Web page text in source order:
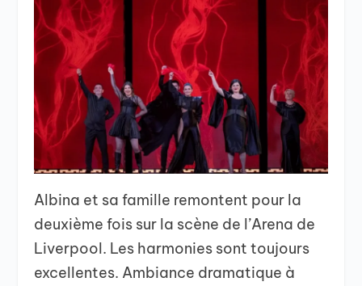
Albina et sa famille remontent pour la
deuxième fois sur la scène de l’Arena de
Liverpool. Les harmonies sont toujours
excellentes. Ambiance dramatique à